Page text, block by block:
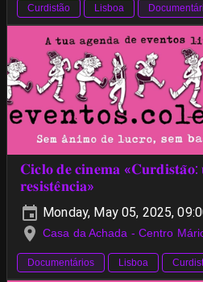
Curdistão Lisboa
𝐂𝐢𝐜𝐥𝐨 𝐝𝐞 𝐜𝐢𝐧𝐞𝐦𝐚 «𝐂𝐮𝐫𝐝𝐢𝐬𝐭𝐚̃𝐨:
𝐫𝐞𝐬𝐢𝐬𝐭𝐞̂𝐧𝐜𝐢𝐚»
Monday, May 05, 2025,
Casa da Achada - Centro
Documentários Lisboa